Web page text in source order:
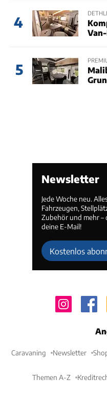
4
5
Newsletter
Jede Woche neu.
Fahrzeugen,
Zubehör und mehr –
deine E-Mail!
Kostenlos
Caravaning Newsletter
Themen A-Z